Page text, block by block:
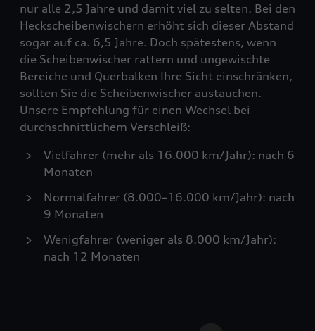
nur alle 2,5 Jahre und damit viel zu selten. Bei den
Heckscheibenwischern erhöht sich dieser Abstand
sogar auf ca. 6,5 Jahre. Doch spätestens, wenn
die Scheibenwischer rattern und ungewischte
Bereiche und Querbalken Ihre Sicht einschränken,
sollten Sie die Scheibenwischer austauchen.
Unsere Empfehlung für einen Wechsel bei
durchschnittlichem Verschleiß:
Vielfahrer (mehr als 16.000 km/Jahr): nach 6
Monaten
Normalfahrer (8.000–16.000 km/Jahr): nach
9 Monaten
Wenigfahrer (weniger als 8.000 km/Jahr):
nach 12 Monaten